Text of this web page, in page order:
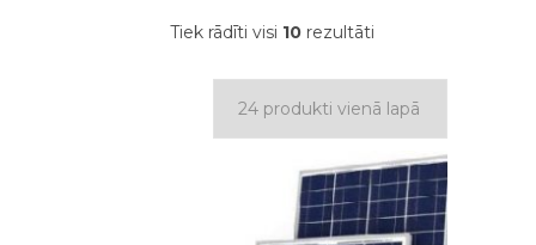
Tiek rādīti visi 10 rezultāti